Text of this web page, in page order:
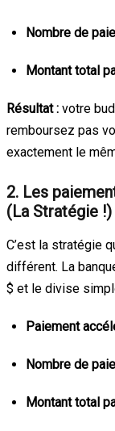
Nombre de
Montant total
Résultat : votre
remboursez pas
exactement le
2. Les
(La Stratégie !)
C’est la stratégie
différent. La
$ et le divise
Paiement
Nombre de
Montant total